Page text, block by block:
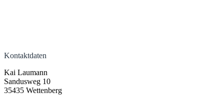
Kontaktdaten
Kai Laumann
Sandusweg 10
35435 Wettenberg